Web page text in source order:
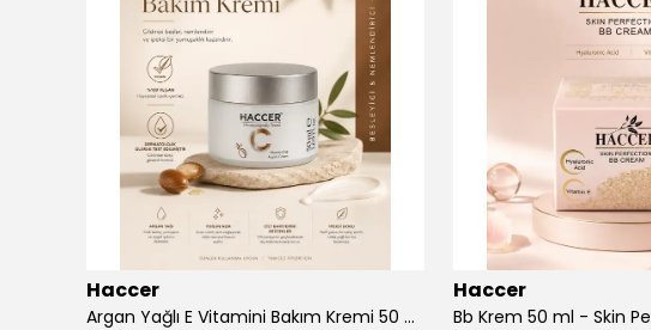
Haccer
Argan Yağlı E Vitamini Bakım Kremi 50 ml
Haccer
Bb Krem 50 ml - Skin